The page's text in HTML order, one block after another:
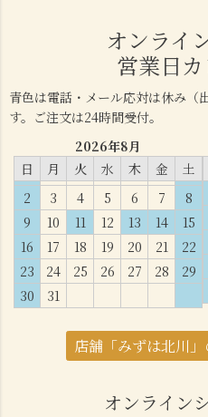
オンライ
営業日
青色は電話・メール応対は休み（
す。ご注文は24時間受付。
2026年8月
日
月 火 水 木 金
土
2
3 4 5 6 7
8
9
10 11 12 13 14
15
16
17 18 19 20 21
22
23
24 25 26 27 28
29
30
31
店舗「みずは北川
オンライン